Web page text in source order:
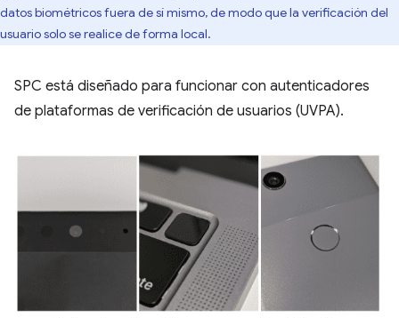
datos biométricos fuera de sí mismo, de modo que la verificación del
usuario solo se realice de forma local.
SPC está diseñado para funcionar con autenticadores
de plataformas de verificación de usuarios (UVPA).